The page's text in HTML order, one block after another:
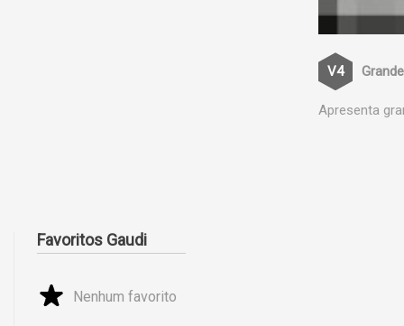
Apresenta
Favoritos Gaudi
Nenhum favorito